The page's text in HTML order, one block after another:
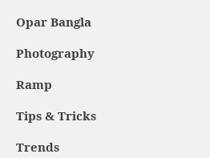
Opar Bangla
Photography
Ramp
Tips & Tricks
Trends